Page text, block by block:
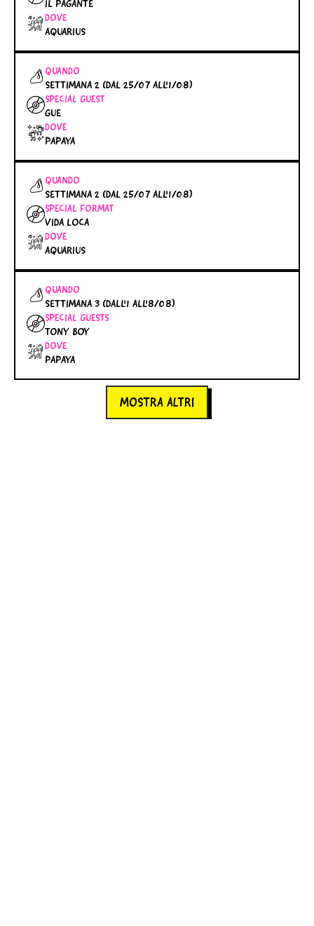
IL PAGANTE
DOVE
AQUARIUS
QUANDO
SETTIMANA 2 (DAL 25/07 ALL'1/08)
SPECIAL GUEST
GUE
DOVE
PAPAYA
QUANDO
SETTIMANA 2 (DAL 25/07 ALL'1/08)
SPECIAL FORMAT
VIDA LOCA
DOVE
AQUARIUS
QUANDO
SETTIMANA 3 (DALL'1 ALL'8/08)
SPECIAL GUESTS
TONY BOY
DOVE
PAPAYA
MOSTRA ALTRI